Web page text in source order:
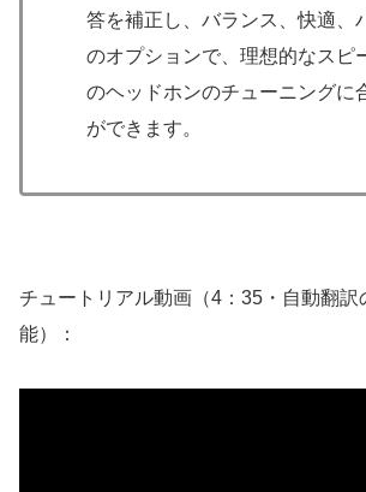
答を補正し、バランス、快適、
のオプションで、理想的なスピ
のヘッドホンのチューニングに
ができます。
チュートリアル動画（4：35・自動翻訳
能）：